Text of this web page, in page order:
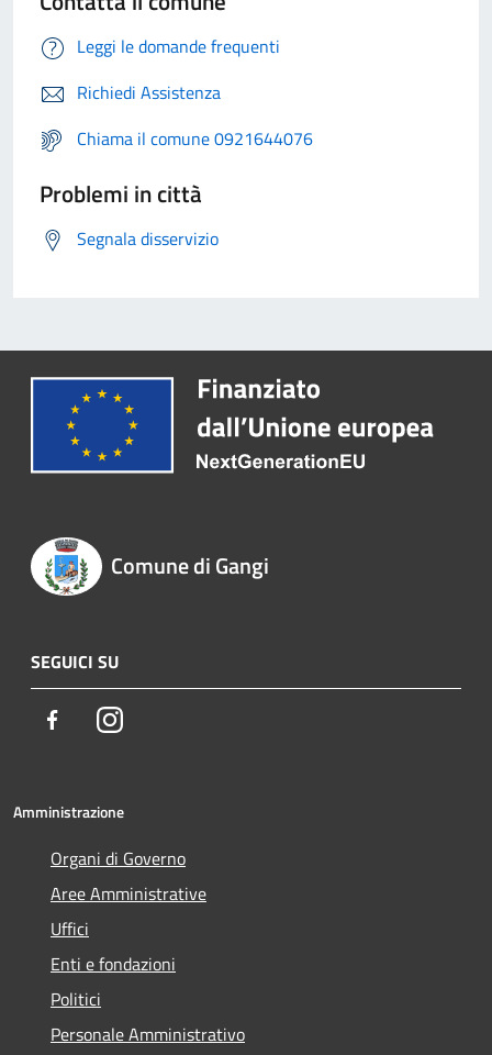
Leggi le domande frequenti
Richiedi Assistenza
Chiama il comune 0921644076
Problemi in città
Segnala disservizio
Comune di Gangi
SEGUICI SU
FacebookInstagram
Amministrazione
Organi di Governo
Aree Amministrative
Uffici
Enti e fondazioni
Politici
Personale Amministrativo